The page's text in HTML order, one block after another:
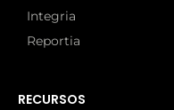
Integria
Reportia
RECURSOS